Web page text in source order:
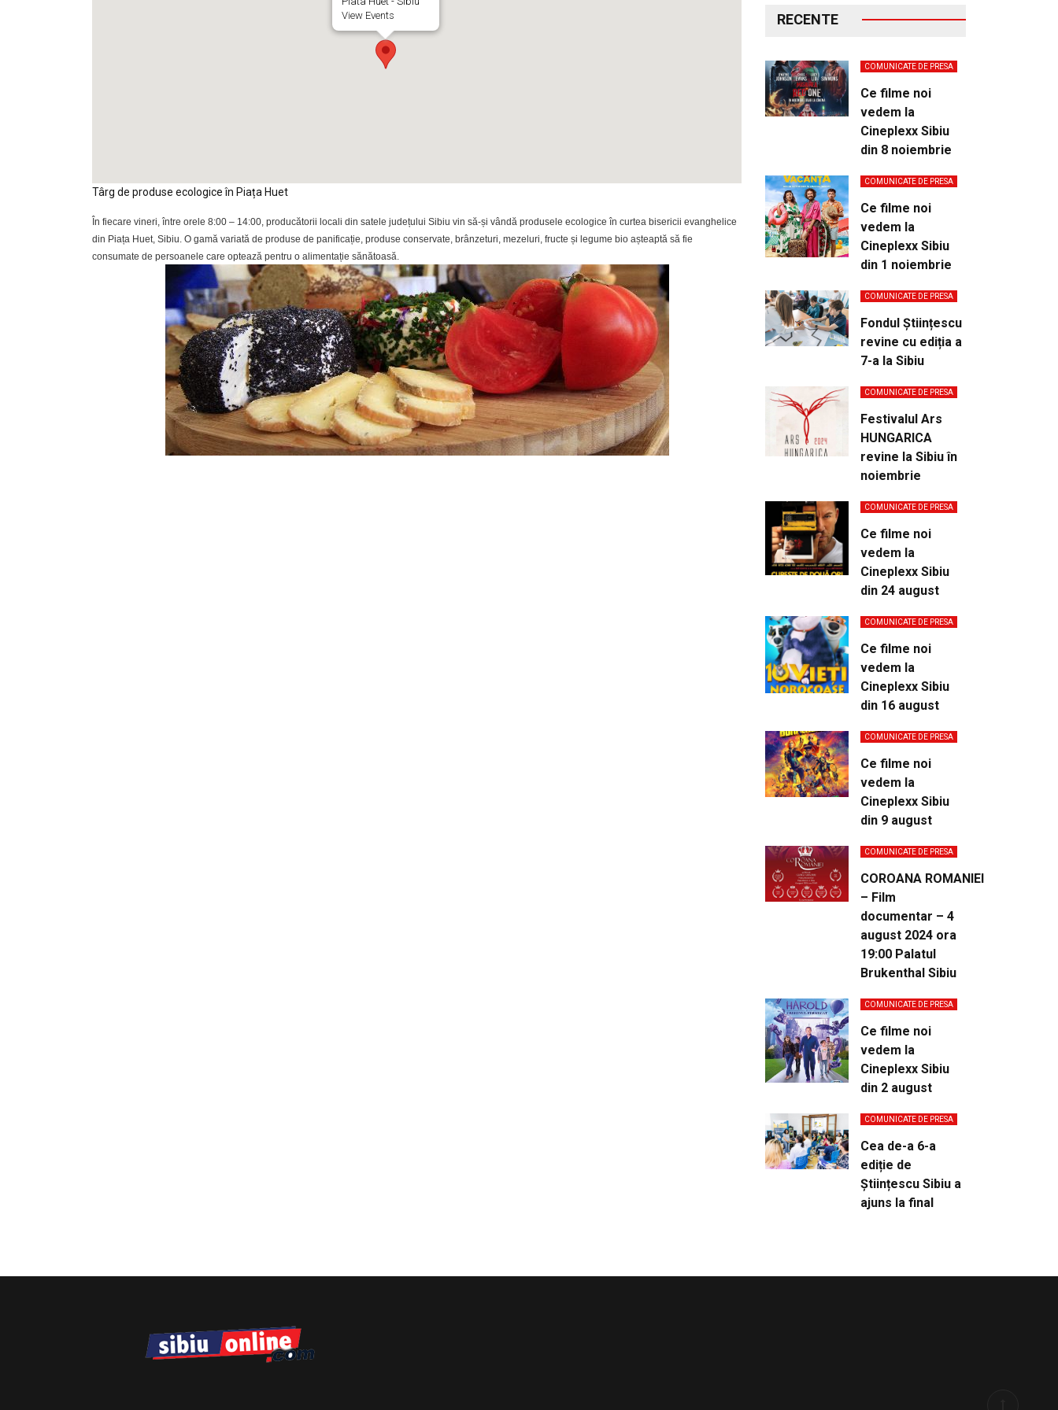
View Events
Târg de produse ecologice în Piața Huet
În fiecare vineri, între orele 8:00 – 14:00, producătorii locali din satele județului Sibiu vin să-și vândă produsele ecologice în curtea bisericii evanghelice
din Piața Huet, Sibiu. O gamă variată de produse de panificație, produse conservate, brânzeturi, mezeluri, fructe și legume bio așteaptă să fie
consumate de persoanele care optează pentru o alimentație sănătoasă.
RECENTE
COMUNICATE DE PRESA
Ce filme noi
vedem la
Cineplexx Sibiu
din 8 noiembrie
COMUNICATE DE PRESA
Ce filme noi
vedem la
Cineplexx Sibiu
din 1 noiembrie
COMUNICATE DE PRESA
Fondul Științescu
revine cu ediția a
7-a la Sibiu
COMUNICATE DE PRESA
Festivalul Ars
HUNGARICA
revine la Sibiu în
noiembrie
COMUNICATE DE PRESA
Ce filme noi
vedem la
Cineplexx Sibiu
din 24 august
COMUNICATE DE PRESA
Ce filme noi
vedem la
Cineplexx Sibiu
din 16 august
COMUNICATE DE PRESA
Ce filme noi
vedem la
Cineplexx Sibiu
din 9 august
COMUNICATE DE PRESA
COROANA ROMANIEI
– Film
documentar – 4
august 2024 ora
19:00 Palatul
Brukenthal Sibiu
COMUNICATE DE PRESA
Ce filme noi
vedem la
Cineplexx Sibiu
din 2 august
COMUNICATE DE PRESA
Cea de-a 6-a
ediție de
Științescu Sibiu a
ajuns la final